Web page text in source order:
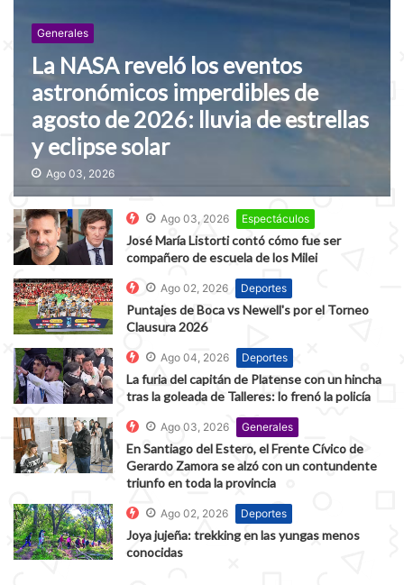
Generales
La NASA reveló los eventos
astronómicos imperdibles de
agosto de 2026: lluvia de estrellas
y eclipse solar
Ago 03, 2026
Ago 03, 2026 Espectáculos
José María Listorti contó cómo fue ser
compañero de escuela de los Milei
Ago 02, 2026 Deportes
Puntajes de Boca vs Newell's por el Torneo
Clausura 2026
Ago 04, 2026 Deportes
La furia del capitán de Platense con un hincha
tras la goleada de Talleres: lo frenó la policía
Ago 03, 2026 Generales
En Santiago del Estero, el Frente Cívico de
Gerardo Zamora se alzó con un contundente
triunfo en toda la provincia
Ago 02, 2026 Deportes
Joya jujeña: trekking en las yungas menos
conocidas